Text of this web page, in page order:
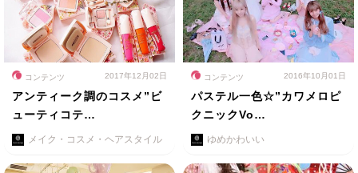
コンテンツ 2017年12月02日
アンティーク調のコスメ”ビ
ューティコテ…
メイク・コスメ・ヘアスタイル
コンテンツ 2016年10月01日
パステル一色☆”カワメロピ
クニックVo…
ゆめかわいい